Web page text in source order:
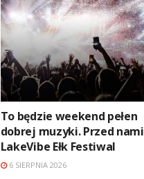
To będzie weekend pełen
dobrej muzyki. Przed nami
LakeVibe Ełk Festiwal
6 SIERPNIA 2026